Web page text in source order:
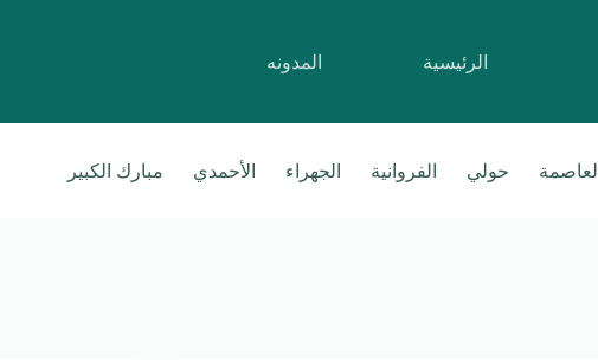
الرئيسية المدونه
العاصمة حولي الفروانية الجهراء الأحمدي مبارك الكبير